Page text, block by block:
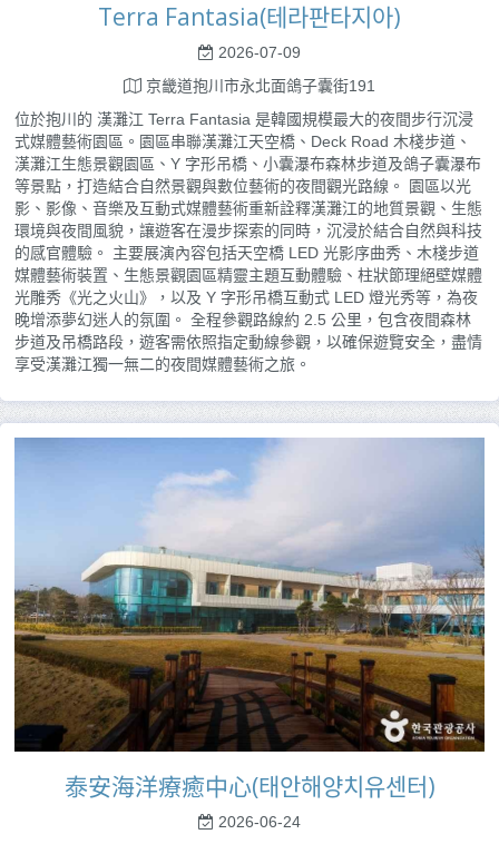
Terra Fantasia(테라판타지아)
2026-07-09
京畿道抱川市永北面鴿子囊街191
位於抱川的 漢灘江 Terra Fantasia 是韓國規模最大的夜間步行沉浸
式媒體藝術園區。園區串聯漢灘江天空橋、Deck Road 木棧步道、
漢灘江生態景觀園區、Y 字形吊橋、小囊瀑布森林步道及鴿子囊瀑布
等景點，打造結合自然景觀與數位藝術的夜間觀光路線。 園區以光
影、影像、音樂及互動式媒體藝術重新詮釋漢灘江的地質景觀、生態
環境與夜間風貌，讓遊客在漫步探索的同時，沉浸於結合自然與科技
的感官體驗。 主要展演內容包括天空橋 LED 光影序曲秀、木棧步道
媒體藝術裝置、生態景觀園區精靈主題互動體驗、柱狀節理絕壁媒體
光雕秀《光之火山》，以及 Y 字形吊橋互動式 LED 燈光秀等，為夜
晚增添夢幻迷人的氛圍。 全程參觀路線約 2.5 公里，包含夜間森林
步道及吊橋路段，遊客需依照指定動線參觀，以確保遊覽安全，盡情
享受漢灘江獨一無二的夜間媒體藝術之旅。
泰安海洋療癒中心(태안해양치유센터)
2026-06-24